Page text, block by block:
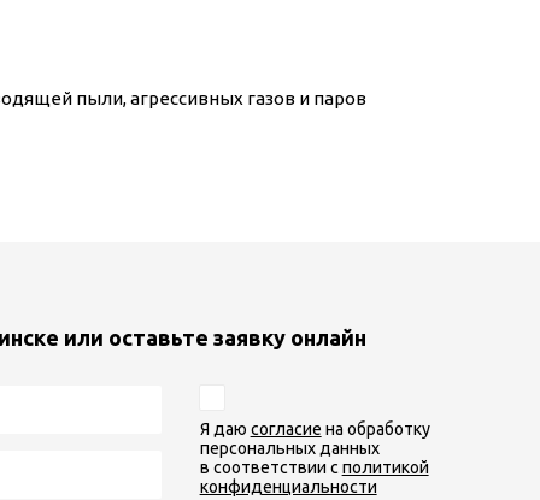
пыли, агрессивных газов и паров
или оставьте заявку онлайн
Я даю согласие на обработку
персональных данных
в соответствии с политикой
конфиденциальности